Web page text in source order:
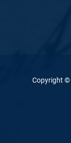
Copyright ©